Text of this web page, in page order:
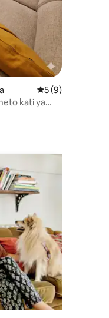
Ukadiriaji wa
5 (9)
kati ya